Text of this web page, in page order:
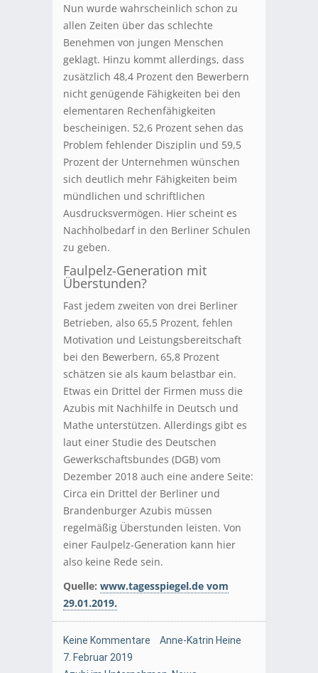
Nun wurde wahrscheinlich schon zu
allen Zeiten über das schlechte
Benehmen von jungen Menschen
geklagt. Hinzu kommt allerdings, dass
zusätzlich 48,4 Prozent den Bewerbern
nicht genügende Fähigkeiten bei den
elementaren Rechenfähigkeiten
bescheinigen. 52,6 Prozent sehen das
Problem fehlender Disziplin und 59,5
Prozent der Unternehmen wünschen
sich deutlich mehr Fähigkeiten beim
mündlichen und schriftlichen
Ausdrucksvermögen. Hier scheint es
Nachholbedarf in den Berliner Schulen
zu geben.
Faulpelz-Generation mit
Überstunden?
Fast jedem zweiten von drei Berliner
Betrieben, also 65,5 Prozent, fehlen
Motivation und Leistungsbereitschaft
bei den Bewerbern, 65,8 Prozent
schätzen sie als kaum belastbar ein.
Etwas ein Drittel der Firmen muss die
Azubis mit Nachhilfe in Deutsch und
Mathe unterstützen. Allerdings gibt es
laut einer Studie des Deutschen
Gewerkschaftsbundes (DGB) vom
Dezember 2018 auch eine andere Seite:
Circa ein Drittel der Berliner und
Brandenburger Azubis müssen
regelmäßig Überstunden leisten. Von
einer Faulpelz-Generation kann hier
also keine Rede sein.
Quelle: www.tagesspiegel.de vom
29.01.2019.
Keine Kommentare
Anne-Katrin Heine
7. Februar 2019